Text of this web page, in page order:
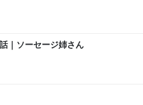
｜ソーセージ姉さん